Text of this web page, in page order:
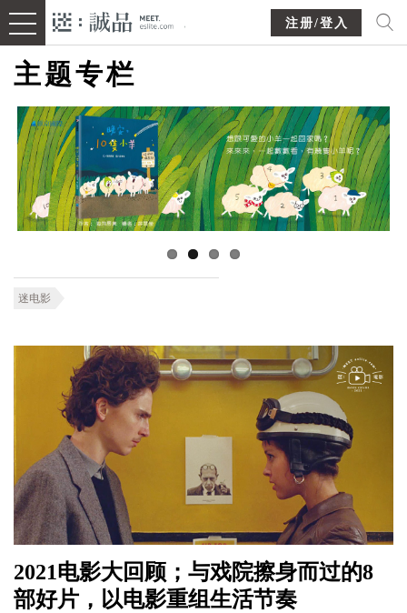
注册/登入
主题专栏
迷电影
2021电影大回顾；与戏院擦身而过的8
部好片，以电影重组生活节奏